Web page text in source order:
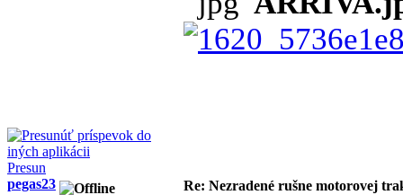
Presun
pegas23
Re: Nezradené rušne motorovej